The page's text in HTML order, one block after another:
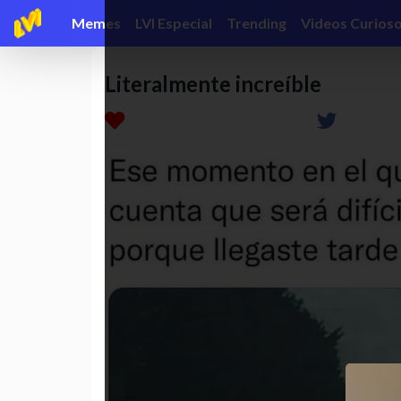
Memes LVI Especial Trending Videos
Literalmente increíble